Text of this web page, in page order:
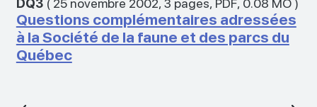
DQ3( 25 novembre 2002, 3 pages, PDF, 0.08 MO)
Questions complémentaires adressées
à la Société de la faune et des parcs du
Québec